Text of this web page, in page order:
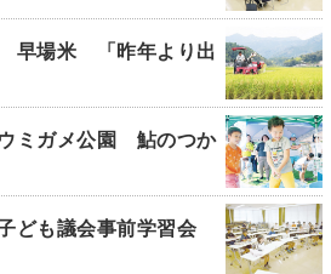
早場米 「昨年より出
ミガメ公園 鮎のつか
ども議会事前学習会